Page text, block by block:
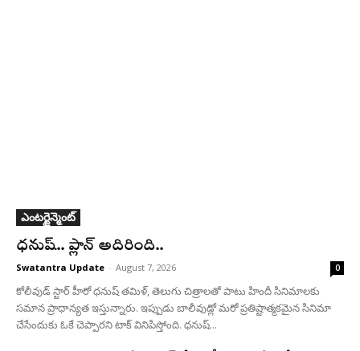
ఎంటర్టైన్మెంట్
ధనుష్‌.. ప్లాన్ అదిరింది..
Swatantra Update - August 7, 2026 0
కోలీవుడ్ స్టార్ హీరో ధనుష్ తమిళ్, తెలుగు చిత్రాలతో పాటు హిందీ సినిమాలకు
సమాన ప్రాధాన్యత ఇస్తున్నారు. ఇప్పుడు బాలీవుడ్లో మరో ప్రతిష్టాత్మకమైన సినిమా
చేసేందుకు ఓకే చెప్పారని టాక్ వినిపిస్తోంది. ధనుష్...